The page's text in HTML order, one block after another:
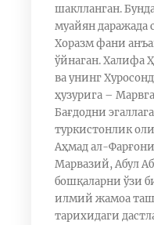
шаклланган.
муайян даражада
Хоразм фани
ўйнаган. Халифа
ва унинг
ҳузурига –
Бағдодни
туркистонлик
Аҳмад ал-
Марвазий, Абул
бошқаларни ўзи
илмий жамоа
тарихидаги